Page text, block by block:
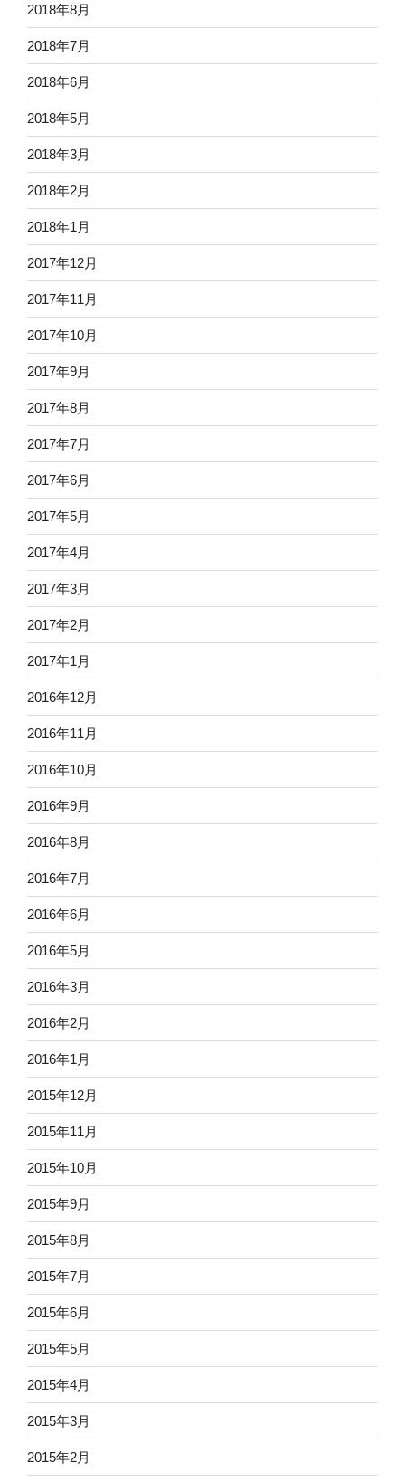
2018年8月
2018年7月
2018年6月
2018年5月
2018年3月
2018年2月
2018年1月
2017年12月
2017年11月
2017年10月
2017年9月
2017年8月
2017年7月
2017年6月
2017年5月
2017年4月
2017年3月
2017年2月
2017年1月
2016年12月
2016年11月
2016年10月
2016年9月
2016年8月
2016年7月
2016年6月
2016年5月
2016年3月
2016年2月
2016年1月
2015年12月
2015年11月
2015年10月
2015年9月
2015年8月
2015年7月
2015年6月
2015年5月
2015年4月
2015年3月
2015年2月